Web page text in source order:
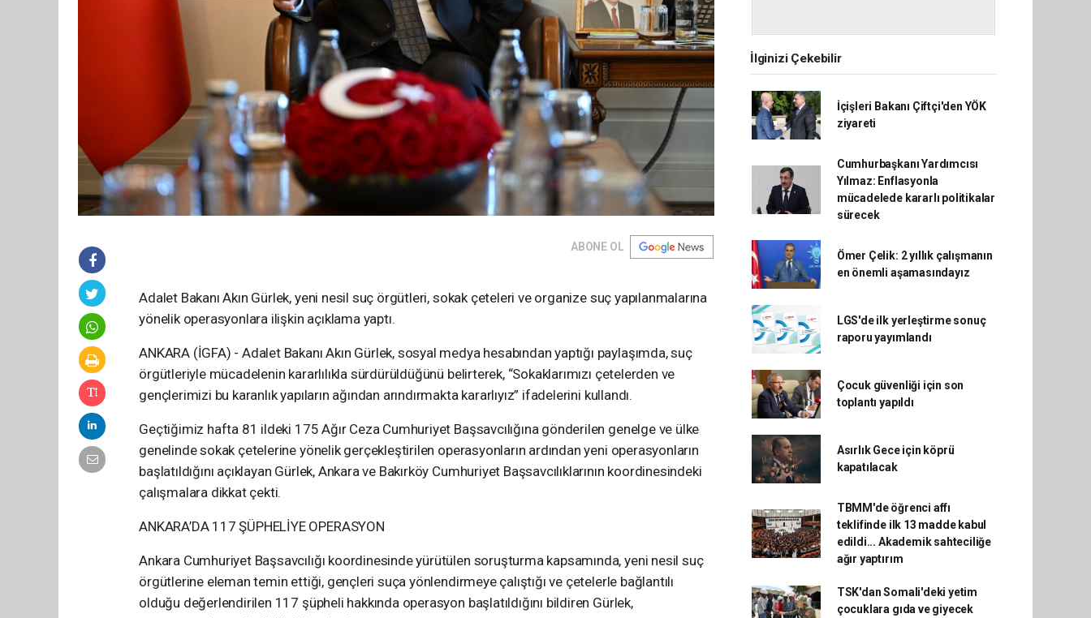
ABONE OL
Adalet Bakanı Akın Gürlek, yeni nesil suç örgütleri, sokak çeteleri ve organize suç yapılanmalarına
yönelik operasyonlara ilişkin açıklama yaptı.
ANKARA (İGFA) - Adalet Bakanı Akın Gürlek, sosyal medya hesabından yaptığı paylaşımda, suç
örgütleriyle mücadelenin kararlılıkla sürdürüldüğünü belirterek, “Sokaklarımızı çetelerden ve
gençlerimizi bu karanlık yapıların ağından arındırmakta kararlıyız” ifadelerini kullandı.
Geçtiğimiz hafta 81 ildeki 175 Ağır Ceza Cumhuriyet Başsavcılığına gönderilen genelge ve ülke
genelinde sokak çetelerine yönelik gerçekleştirilen operasyonların ardından yeni operasyonların
başlatıldığını açıklayan Gürlek, Ankara ve Bakırköy Cumhuriyet Başsavcılıklarının koordinesindeki
çalışmalara dikkat çekti.
ANKARA’DA 117 ŞÜPHELİYE OPERASYON
Ankara Cumhuriyet Başsavcılığı koordinesinde yürütülen soruşturma kapsamında, yeni nesil suç
örgütlerine eleman temin ettiği, gençleri suça yönlendirmeye çalıştığı ve çetelerle bağlantılı
olduğu değerlendirilen 117 şüpheli hakkında operasyon başlatıldığını bildiren Gürlek,
İlginizi Çekebilir
İçişleri Bakanı Çiftçi'den YÖK
ziyareti
Cumhurbaşkanı Yardımcısı
Yılmaz: Enflasyonla
mücadelede kararlı politikalar
sürecek
Ömer Çelik: 2 yıllık çalışmanın
en önemli aşamasındayız
LGS'de ilk yerleştirme sonuç
raporu yayımlandı
Çocuk güvenliği için son
toplantı yapıldı
Asırlık Gece için köprü
kapatılacak
TBMM'de öğrenci affı
teklifinde ilk 13 madde kabul
edildi... Akademik sahteciliğe
ağır yaptırım
TSK'dan Somali'deki yetim
çocuklara gıda ve giyecek